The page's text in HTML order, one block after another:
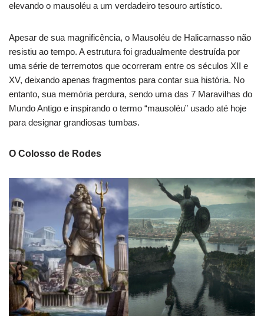
elevando o mausoléu a um verdadeiro tesouro artístico.
Apesar de sua magnificência, o Mausoléu de Halicarnasso não
resistiu ao tempo. A estrutura foi gradualmente destruída por
uma série de terremotos que ocorreram entre os séculos XII e
XV, deixando apenas fragmentos para contar sua história. No
entanto, sua memória perdura, sendo uma das 7 Maravilhas do
Mundo Antigo e inspirando o termo “mausoléu” usado até hoje
para designar grandiosas tumbas.
O Colosso de Rodes